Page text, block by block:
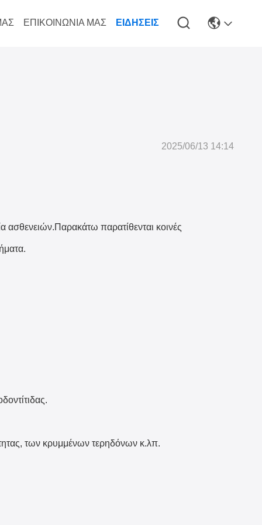
ΕΠΙΚΟΙΝΩΝΊΑ ΜΑΣ ΕΙΔΉΣΕΙΣ
2025/06/13 14:14
ασθενειών.Παρακάτω παρατίθενται κοινές
των κρυμμένων τερηδόνων κ.λπ.